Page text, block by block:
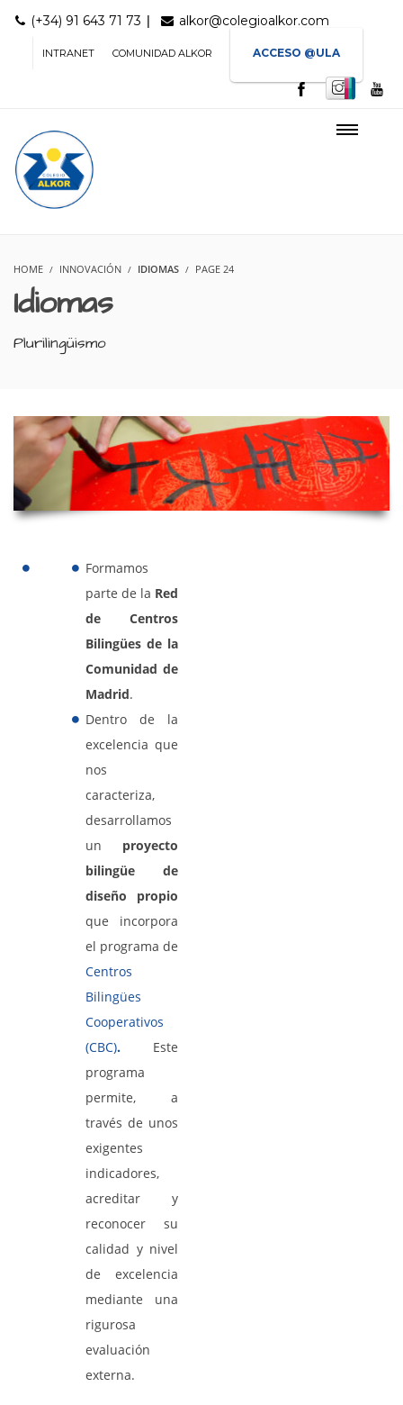
(+34) 91 643 71 73 | alkor@colegioalkor.com
INTRANET COMUNIDAD ALKOR ACCESO @ULA
HOME INNOVACIÓN IDIOMAS PAGE 24
Idiomas
Plurilingüismo
Formamos
parte de la Red
de Centros
Bilingües de la
Comunidad de
Madrid.
Dentro de la
excelencia que
nos
caracteriza,
desarrollamos
un proyecto
bilingüe de
diseño propio
que incorpora
el programa de
Centros
Bilingües
Cooperativos
(CBC). Este
programa
permite, a
través de unos
exigentes
indicadores,
acreditar y
reconocer su
calidad y nivel
de excelencia
mediante una
rigurosa
evaluación
externa.